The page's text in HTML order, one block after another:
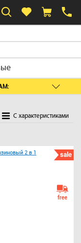
C характеристиками
sale
2 в 1
free